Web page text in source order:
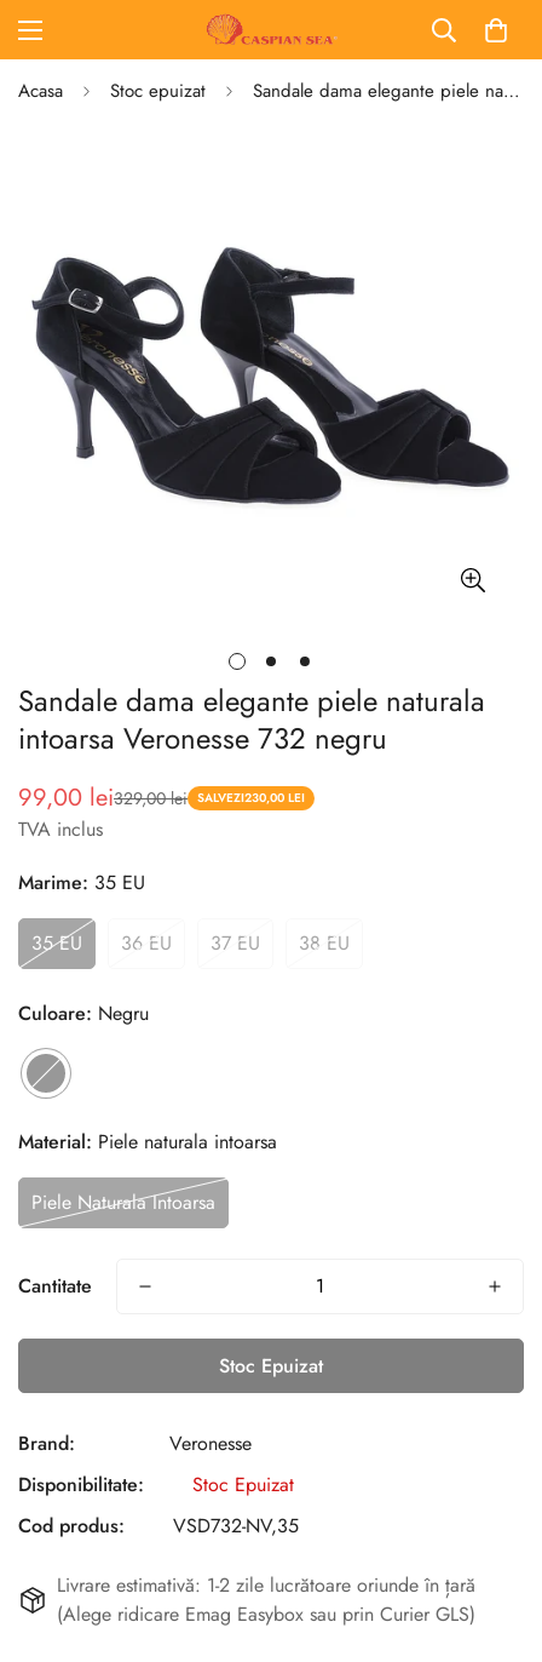
Acasa Stoc epuizat Sandale dama elegante piele naturala intoarsa Veronesse 732 negru
Sandale dama elegante piele naturala
intoarsa Veronesse 732 negru
Pret
redus
99,00 lei
Pret 329,00 lei SALVEZI230,00 LEI
TVA inclus
Marime: 35 EU
35 EU 36 EU 37 EU 38 EU
Culoare: Negru
Material: Piele naturala intoarsa
Piele Naturala Intoarsa
Cantitate
Stoc Epuizat
Brand:
Veronesse
Disponibilitate:
Stoc Epuizat
Cod produs:
VSD732-NV,35
Livrare estimativă: 1-2 zile lucrătoare oriunde în țară
(Alege ridicare Emag Easybox sau prin Curier GLS)